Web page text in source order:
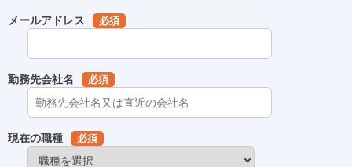
メールアドレス 必須
勤務先会社名 必須
現在の職種 必須